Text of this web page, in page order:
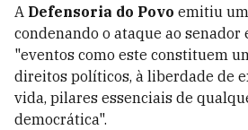
A Defensoria do Povo emitiu
condenando o ataque ao senador
"eventos como este constituem
direitos políticos, à liberdade de
vida, pilares essenciais de
democrática".